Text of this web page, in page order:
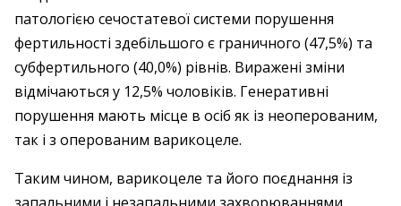
патологією сечостатевої системи порушення
фертильності здебільшого є граничного (47,5%) та
субфертильного (40,0%) рівнів. Виражені зміни
відмічаються у 12,5% чоловіків. Генеративні
порушення мають місце в осіб як із неоперованим,
так і з оперованим варикоцеле.
Таким чином, варикоцеле та його поєднання із